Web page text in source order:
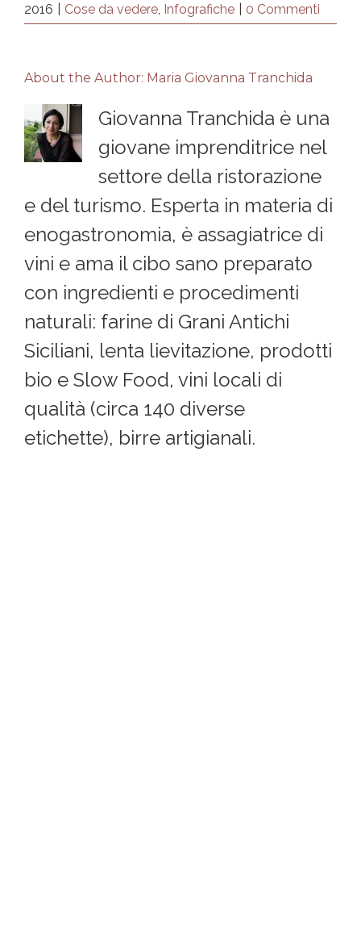
2016
Cose da vedere, Infografiche 0 Commenti
About the Author: Maria Giovanna Tranchida
Giovanna Tranchida è una
giovane imprenditrice nel
settore della ristorazione
e del turismo. Esperta in materia di
enogastronomia, è assagiatrice di
vini e ama il cibo sano preparato
con ingredienti e procedimenti
naturali: farine di Grani Antichi
Siciliani, lenta lievitazione, prodotti
bio e Slow Food, vini locali di
qualità (circa 140 diverse
etichette), birre artigianali.